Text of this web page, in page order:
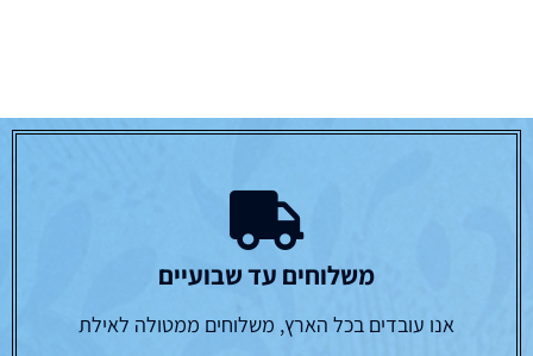
משלוחים עד שבועיים
אנו עובדים בכל הארץ, משלוחים ממטולה לאילת